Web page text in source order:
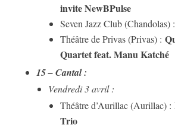
invite NewBPulse
Seven Jazz Club (Chandolas) :
Théâtre de Privas (Privas) :
Quartet feat. Manu Katché
15 – Cantal :
Vendredi 3 avril :
Théâtre d’Aurillac (Aurillac) :
Trio